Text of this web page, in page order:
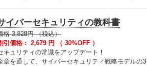
イバーセキュリティの教科書
格 3,828円 （税込）
引価格： 2,679 円 （ 30%OFF ）
キュリティの常識をアップデート！
章を通して、サイバーセキュリティ戦略モデルの